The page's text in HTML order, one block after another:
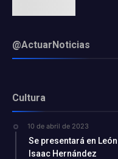
@ActuarNoticias
Cultura
10 de abril de 2023
Se presentará en
Isaac Hernández